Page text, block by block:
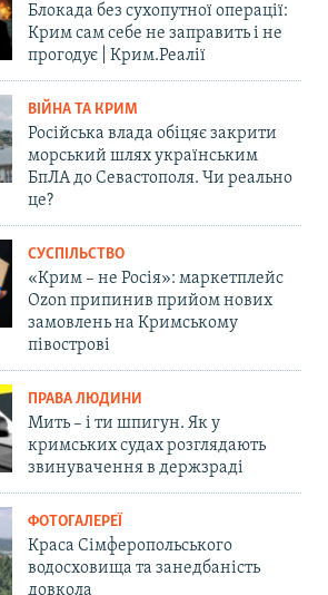
Блокада без сухопутної операції:
Крим сам себе не заправить і не
прогодує | Крим.Реалії
ВІЙНА ТА КРИМ
Російська влада обіцяє закрити
морський шлях українським
БпЛА до Севастополя. Чи реально
це?
СУСПІЛЬСТВО
«Крим – не Росія»: маркетплейс
Ozon припинив прийом нових
замовлень на Кримському
півострові
ПРАВА ЛЮДИНИ
Мить – і ти шпигун. Як у
кримських судах розглядають
звинувачення в держзраді
ФОТОГАЛЕРЕЇ
Краса Сімферопольського
водосховища та занедбаність
довкола